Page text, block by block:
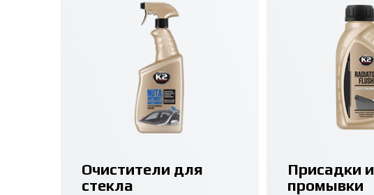
Очистители для
стекла
Присадки и
промывки